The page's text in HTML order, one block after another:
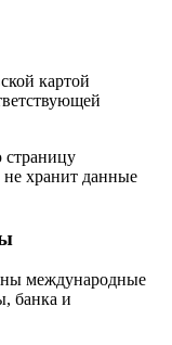
картой
страницу
не хранит данные
международные
банка и